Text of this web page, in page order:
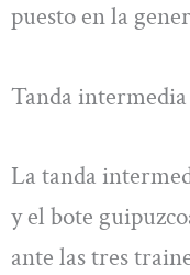
puesto en la
Tanda intermedia
La tanda
y el bote
ante las tres